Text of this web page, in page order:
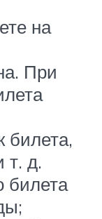
на
При
билета,
т. д.
билета